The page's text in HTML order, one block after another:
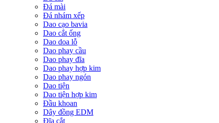
Đá mài
Đá nhám xếp
Dao cạo bavia
Dao cắt ống
Dao doa lỗ
Dao phay cầu
Dao phay đĩa
Dao phay hợp kim
Dao phay ngón
Dao tiện
Dao tiện hợp kim
Đầu khoan
Dây đồng EDM
Đĩa cắt